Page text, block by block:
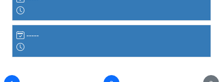
-----